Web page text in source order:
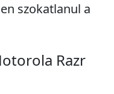
szokatlanul a
Razr